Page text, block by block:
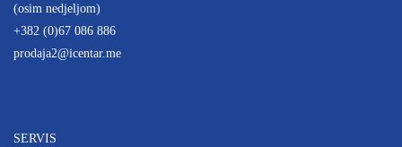
(osim nedjeljom)
+382 (0)67 086 886
prodaja2@icentar.me
SERVIS